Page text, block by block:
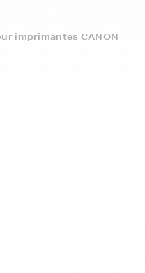
imprimantes CANON